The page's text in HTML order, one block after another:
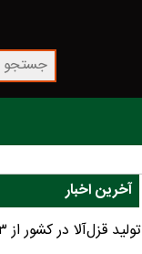
آخرین اخبار
تولید قزل‌آلا در کشور از ۲۷۳ هزار تن عبور کرد